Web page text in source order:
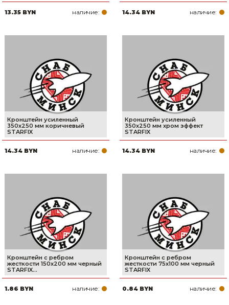
13.35 BYN наличие: 14.34 BYN наличие:
Кронштейн усиленный
350х250 мм коричневый
STARFIX
14.34 BYN наличие:
Кронштейн усиленный
350х250 мм хром эффект
STARFIX
14.34 BYN наличие:
Кронштейн с ребром
жесткости 150х200 мм черный
STARFIX...
1.86 BYN наличие:
Кронштейн с ребром
жесткости 75х100 мм черный
STARFIX
0.84 BYN наличие: